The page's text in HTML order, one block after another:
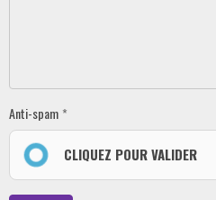
Anti-spam
CLIQUEZ POUR VALIDER